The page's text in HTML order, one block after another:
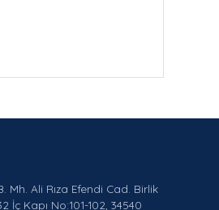
Mh. Ali Rıza Efendi Cad. Birlik
İç Kapı No:101-102, 34540